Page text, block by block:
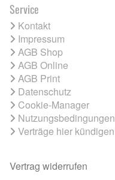
Service
Kontakt
Impressum
AGB Shop
AGB Online
AGB Print
Datenschutz
Cookie-Manager
Nutzungsbedingungen
Verträge hier kündigen
Vertrag widerrufen